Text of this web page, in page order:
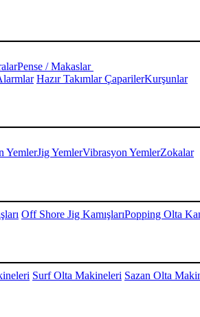
Pense / Makaslar
Hazır Takımlar ÇaparilerKurşunlar
YemlerJig YemlerVibrasyon YemlerZokalar
Off Shore Jig KamışlarıPopping Olta
Surf Olta Makineleri Sazan Olta